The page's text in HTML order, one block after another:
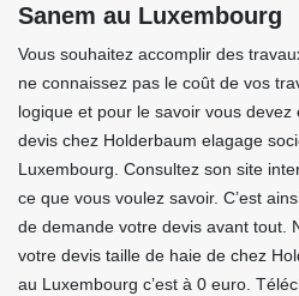
Sanem au Luxembourg
Vous souhaitez accomplir des
ne connaissez pas le coût de vos
logique et pour le savoir vous
devis chez Holderbaum elagage
Luxembourg. Consultez son site
ce que vous voulez savoir. C’est
de demande votre devis avant tout.
votre devis taille de haie de chez
au Luxembourg c’est à 0 euro.